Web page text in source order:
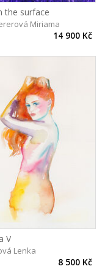
the surface
Miriama
14 900 Kč
V
Lenka
8 500 Kč